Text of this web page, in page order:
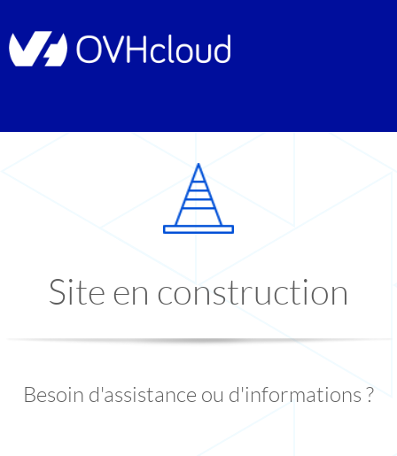
Site en construction
Besoin d'assistance ou d'informations ?